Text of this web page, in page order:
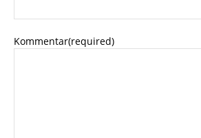
Kommentar(required)